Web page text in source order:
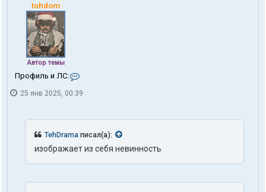
tohdom
Автор темы
Профиль и ЛС:
н
к
т
п
25 янв 2025, 00:39
TehDrama писал(а):
изображает из себя невинность